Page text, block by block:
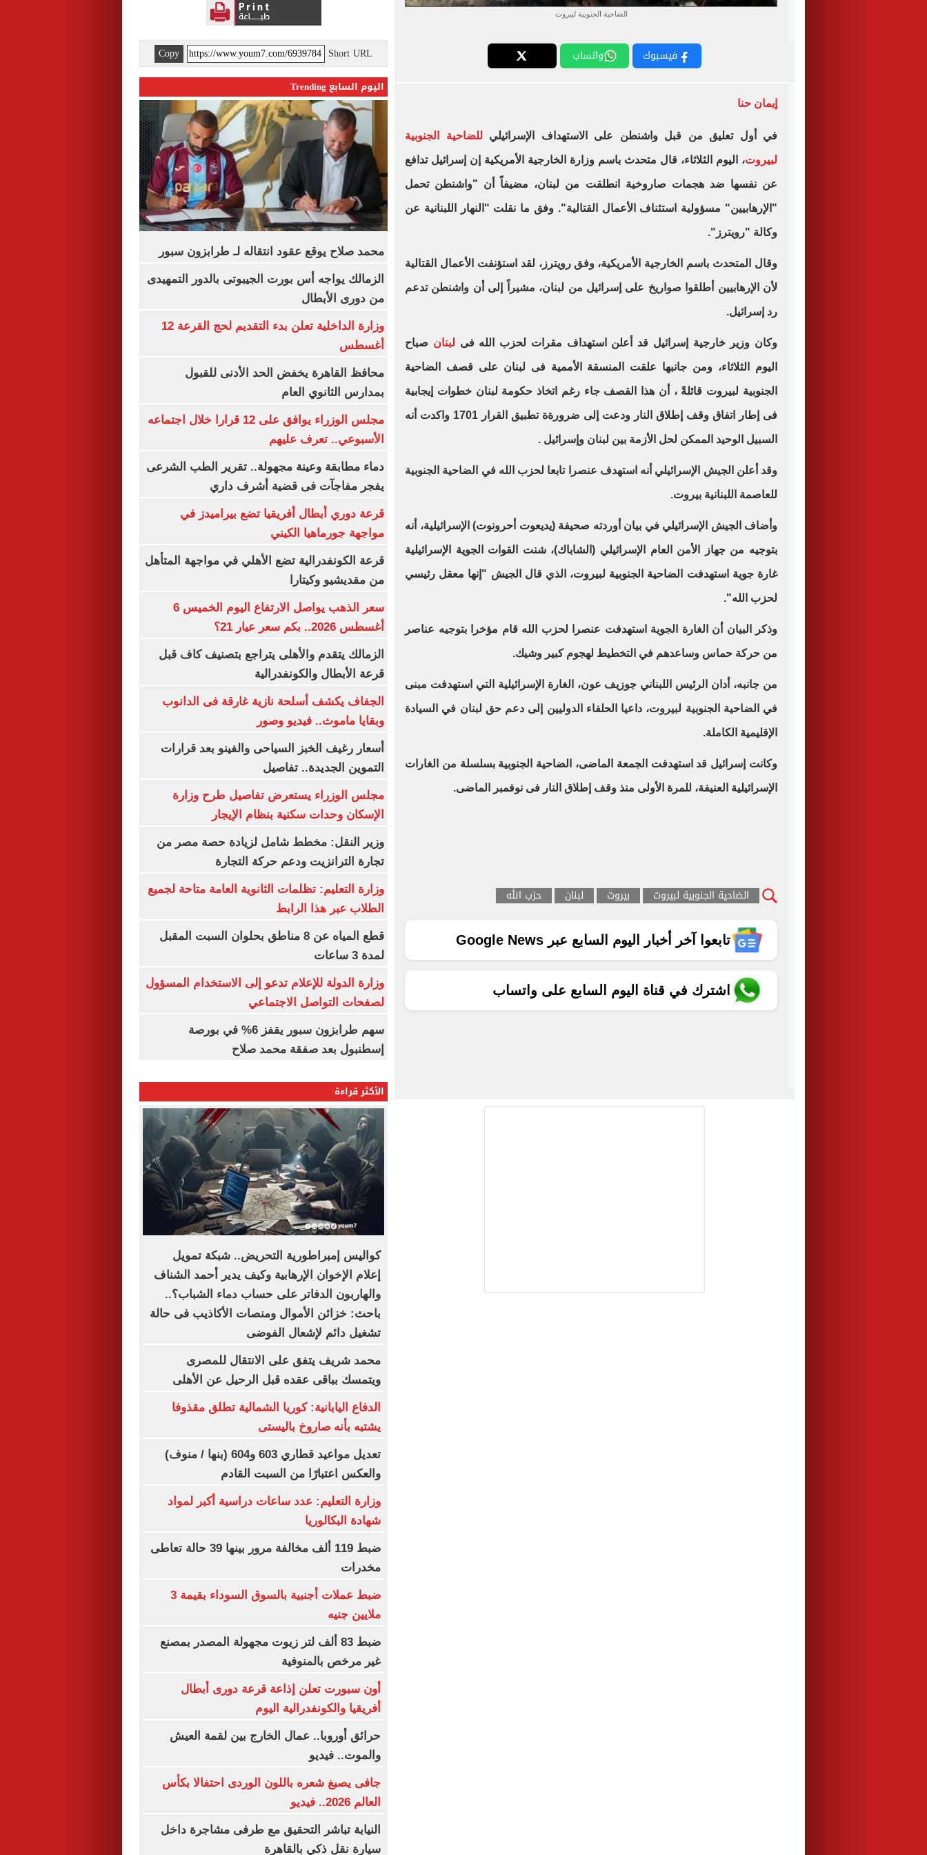
الضاحية الجنوبية لبيروت
فيسبوك واتساب
إيمان حنا
في أول تعليق من قبل واشنطن على الاستهداف الإسرائيلي للضاحية الجنوبية
لبيروت، اليوم الثلاثاء، قال متحدث باسم وزارة الخارجية الأمريكية إن إسرائيل تدافع
عن نفسها ضد هجمات صاروخية انطلقت من لبنان، مضيفاً أن "واشنطن تحمل
"الإرهابيين" مسؤولية استئناف الأعمال القتالية". وفق ما نقلت "النهار اللبنانية عن
وكالة "رويترز".
وقال المتحدث باسم الخارجية الأمريكية، وفق رويترز، لقد استؤنفت الأعمال القتالية
لأن الإرهابيين أطلقوا صواريخ على إسرائيل من لبنان، مشيراً إلى أن واشنطن تدعم
رد إسرائيل.
وكان وزير خارجية إسرائيل قد أعلن استهداف مقرات لحزب الله فى لبنان صباح
اليوم الثلاثاء، ومن جانبها علقت المنسقة الأممية فى لبنان على قصف الضاحية
الجنوبية لبيروت قائلةً ، أن هذا القصف جاء رغم اتخاذ حكومة لبنان خطوات إيجابية
فى إطار اتفاق وقف إطلاق النار ودعت إلى ضرورةة تطبيق القرار 1701 واكدت أنه
السبيل الوحيد الممكن لحل الأزمة بين لبنان وإسرائيل .
وقد أعلن الجيش الإسرائيلي أنه استهدف عنصرا تابعا لحزب الله في الضاحية الجنوبية
للعاصمة اللبنانية بيروت.
وأضاف الجيش الإسرائيلي في بيان أوردته صحيفة (يديعوت أحرونوت) الإسرائيلية، أنه
بتوجيه من جهاز الأمن العام الإسرائيلي (الشاباك)، شنت القوات الجوية الإسرائيلية
غارة جوية استهدفت الضاحية الجنوبية لبيروت، الذي قال الجيش "إنها معقل رئيسي
لحزب الله".
وذكر البيان أن الغارة الجوية استهدفت عنصرا لحزب الله قام مؤخرا بتوجيه عناصر
من حركة حماس وساعدهم في التخطيط لهجوم كبير وشيك.
من جانبه، أدان الرئيس اللبناني جوزيف عون، الغارة الإسرائيلية التي استهدفت مبنى
في الضاحية الجنوبية لبيروت، داعيا الحلفاء الدوليين إلى دعم حق لبنان في السيادة
الإقليمية الكاملة.
وكانت إسرائيل قد استهدفت الجمعة الماضى، الضاحية الجنوبية بسلسلة من الغارات
الإسرائيلية العنيفة، للمرة الأولى منذ وقف إطلاق النار فى نوفمبر الماضى.
الضاحية الجنوبية لبيروت بيروت لبنان حزب الله
تابعوا آخر أخبار اليوم السابع عبر Google News
اشترك في قناة اليوم السابع على واتساب
Short URL
Copy
اليوم السابع Trending
محمد صلاح يوقع عقود انتقاله لـ طرابزون سبور
الزمالك يواجه أس بورت الجيبوتى بالدور التمهيدى
من دورى الأبطال
وزارة الداخلية تعلن بدء التقديم لحج القرعة 12
أغسطس
محافظ القاهرة يخفض الحد الأدنى للقبول
بمدارس الثانوي العام
مجلس الوزراء يوافق على 12 قرارا خلال اجتماعه
الأسبوعي.. تعرف عليهم
دماء مطابقة وعينة مجهولة.. تقرير الطب الشرعى
يفجر مفاجآت فى قضية أشرف داري
قرعة دوري أبطال أفريقيا تضع بيراميدز في
مواجهة جورماهيا الكيني
قرعة الكونفدرالية تضع الأهلي في مواجهة المتأهل
من مقديشيو وكيتارا
سعر الذهب يواصل الارتفاع اليوم الخميس 6
أغسطس 2026.. بكم سعر عيار 21؟
الزمالك يتقدم والأهلى يتراجع بتصنيف كاف قبل
قرعة الأبطال والكونفدرالية
الجفاف يكشف أسلحة نازية غارقة فى الدانوب
وبقايا ماموث.. فيديو وصور
أسعار رغيف الخبز السياحى والفينو بعد قرارات
التموين الجديدة.. تفاصيل
مجلس الوزراء يستعرض تفاصيل طرح وزارة
الإسكان وحدات سكنية بنظام الإيجار
وزير النقل: مخطط شامل لزيادة حصة مصر من
تجارة الترانزيت ودعم حركة التجارة
وزارة التعليم: تظلمات الثانوية العامة متاحة لجميع
الطلاب عبر هذا الرابط
قطع المياه عن 8 مناطق بحلوان السبت المقبل
لمدة 3 ساعات
وزارة الدولة للإعلام تدعو إلى الاستخدام المسؤول
لصفحات التواصل الاجتماعي
سهم طرابزون سبور يقفز 6% في بورصة
إسطنبول بعد صفقة محمد صلاح
الأكثر قراءة
كواليس إمبراطورية التحريض.. شبكة تمويل
إعلام الإخوان الإرهابية وكيف يدير أحمد الشناف
والهاربون الدفاتر على حساب دماء الشباب؟..
باحث: خزائن الأموال ومنصات الأكاذيب فى حالة
تشغيل دائم لإشعال الفوضى
محمد شريف يتفق على الانتقال للمصرى
ويتمسك بباقى عقده قبل الرحيل عن الأهلى
الدفاع اليابانية: كوريا الشمالية تطلق مقذوفا
يشتبه بأنه صاروخ باليستى
تعديل مواعيد قطاري 603 و604 (بنها / منوف)
والعكس اعتبارًا من السبت القادم
وزارة التعليم: عدد ساعات دراسية أكبر لمواد
شهادة البكالوريا
ضبط 119 ألف مخالفة مرور بينها 39 حالة تعاطى
مخدرات
ضبط عملات أجنبية بالسوق السوداء بقيمة 3
ملايين جنيه
ضبط 83 ألف لتر زيوت مجهولة المصدر بمصنع
غير مرخص بالمنوفية
أون سبورت تعلن إذاعة قرعة دورى أبطال
أفريقيا والكونفدرالية اليوم
حرائق أوروبا.. عمال الخارج بين لقمة العيش
والموت.. فيديو
جافى يصبغ شعره باللون الوردى احتفالا بكأس
العالم 2026.. فيديو
النيابة تباشر التحقيق مع طرفى مشاجرة داخل
سيارة نقل ذكي بالقاهرة